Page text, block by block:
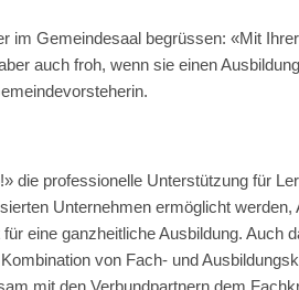
Gemeindesaal begrüssen: «Mit
auch froh, wenn sie einen
die professionelle Unterstützung für
Unternehmen ermöglicht
eine ganzheitliche Ausbildung.
von Fach- und
mit den Verbundpartnern dem